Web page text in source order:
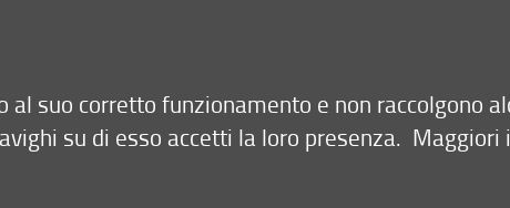
al suo corretto funzionamento e non raccolgono
su di esso accetti la loro presenza. Maggiori